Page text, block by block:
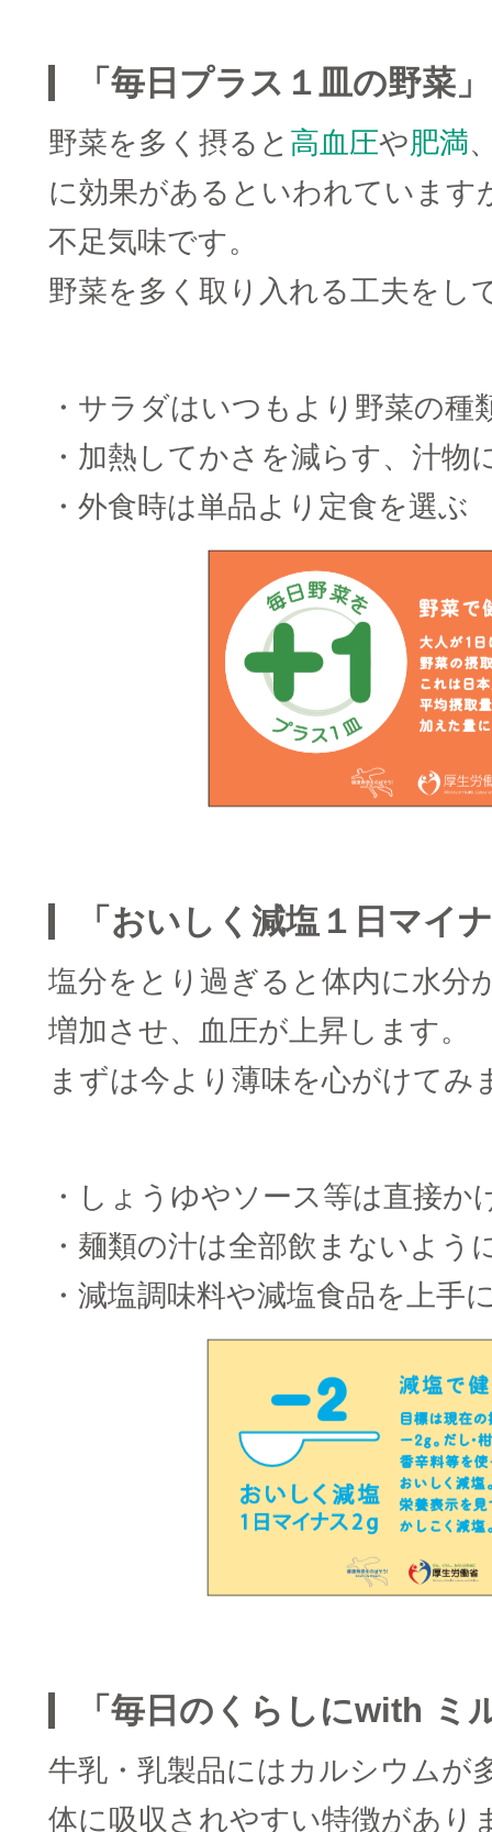
「毎日プラス１皿の野菜」
野菜を多く摂ると 高血圧や肥満
に効果があるといわれています
不足気味です。
野菜を多く取り入れる工夫をし
・サラダはいつもより野菜の種
・加熱してかさを減らす、汁物
・外食時は単品より定食を選ぶ
「おいしく減塩１日マイ
塩分をとり過ぎると体内に水分
増加させ、血圧が上昇します。
まずは今より薄味を心がけてみ
・しょうゆやソース等は直接か
・麺類の汁は全部飲まないよう
・減塩調味料や減塩食品を上手
「毎日のくらしにwith ミ
牛乳・乳製品にはカルシウムが
体に吸収されやすい特徴があり